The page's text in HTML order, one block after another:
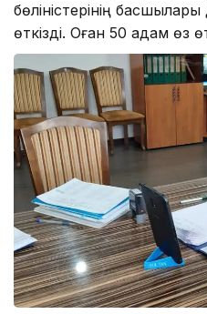
бөліністерінің
өткізді. Оған 50 адам өз